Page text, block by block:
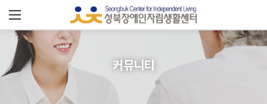
북
장
애
커뮤니티